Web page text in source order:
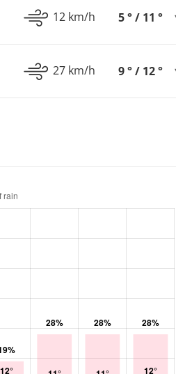
12 km/h 5 ° / 11 °
27 km/h 9 ° / 12 °